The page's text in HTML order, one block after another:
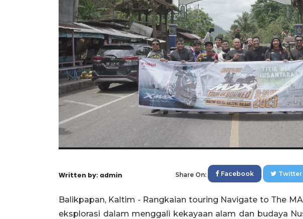
Written by: admin Share On: Facebook Twitter
Balikpapan, Kaltim - Rangkaian touring Navigate to The
eksplorasi dalam menggali kekayaan alam dan budaya